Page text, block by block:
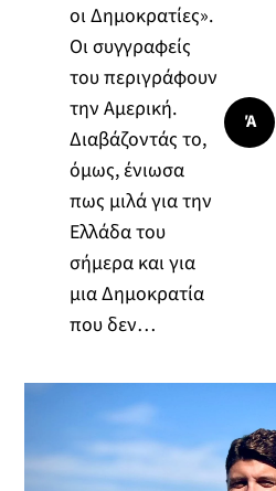
οι Δημοκρατίες».
Οι συγγραφείς
του περιγράφουν
την Αμερική.
Διαβάζοντάς το,
όμως, ένιωσα
πως μιλά για την
Ελλάδα του
σήμερα και για
μια Δημοκρατία
που δεν…
Ά